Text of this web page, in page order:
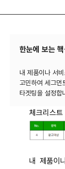
한눈에 보는
내 제품이나 서
고민하여 세그먼
체크리스
내 제품이